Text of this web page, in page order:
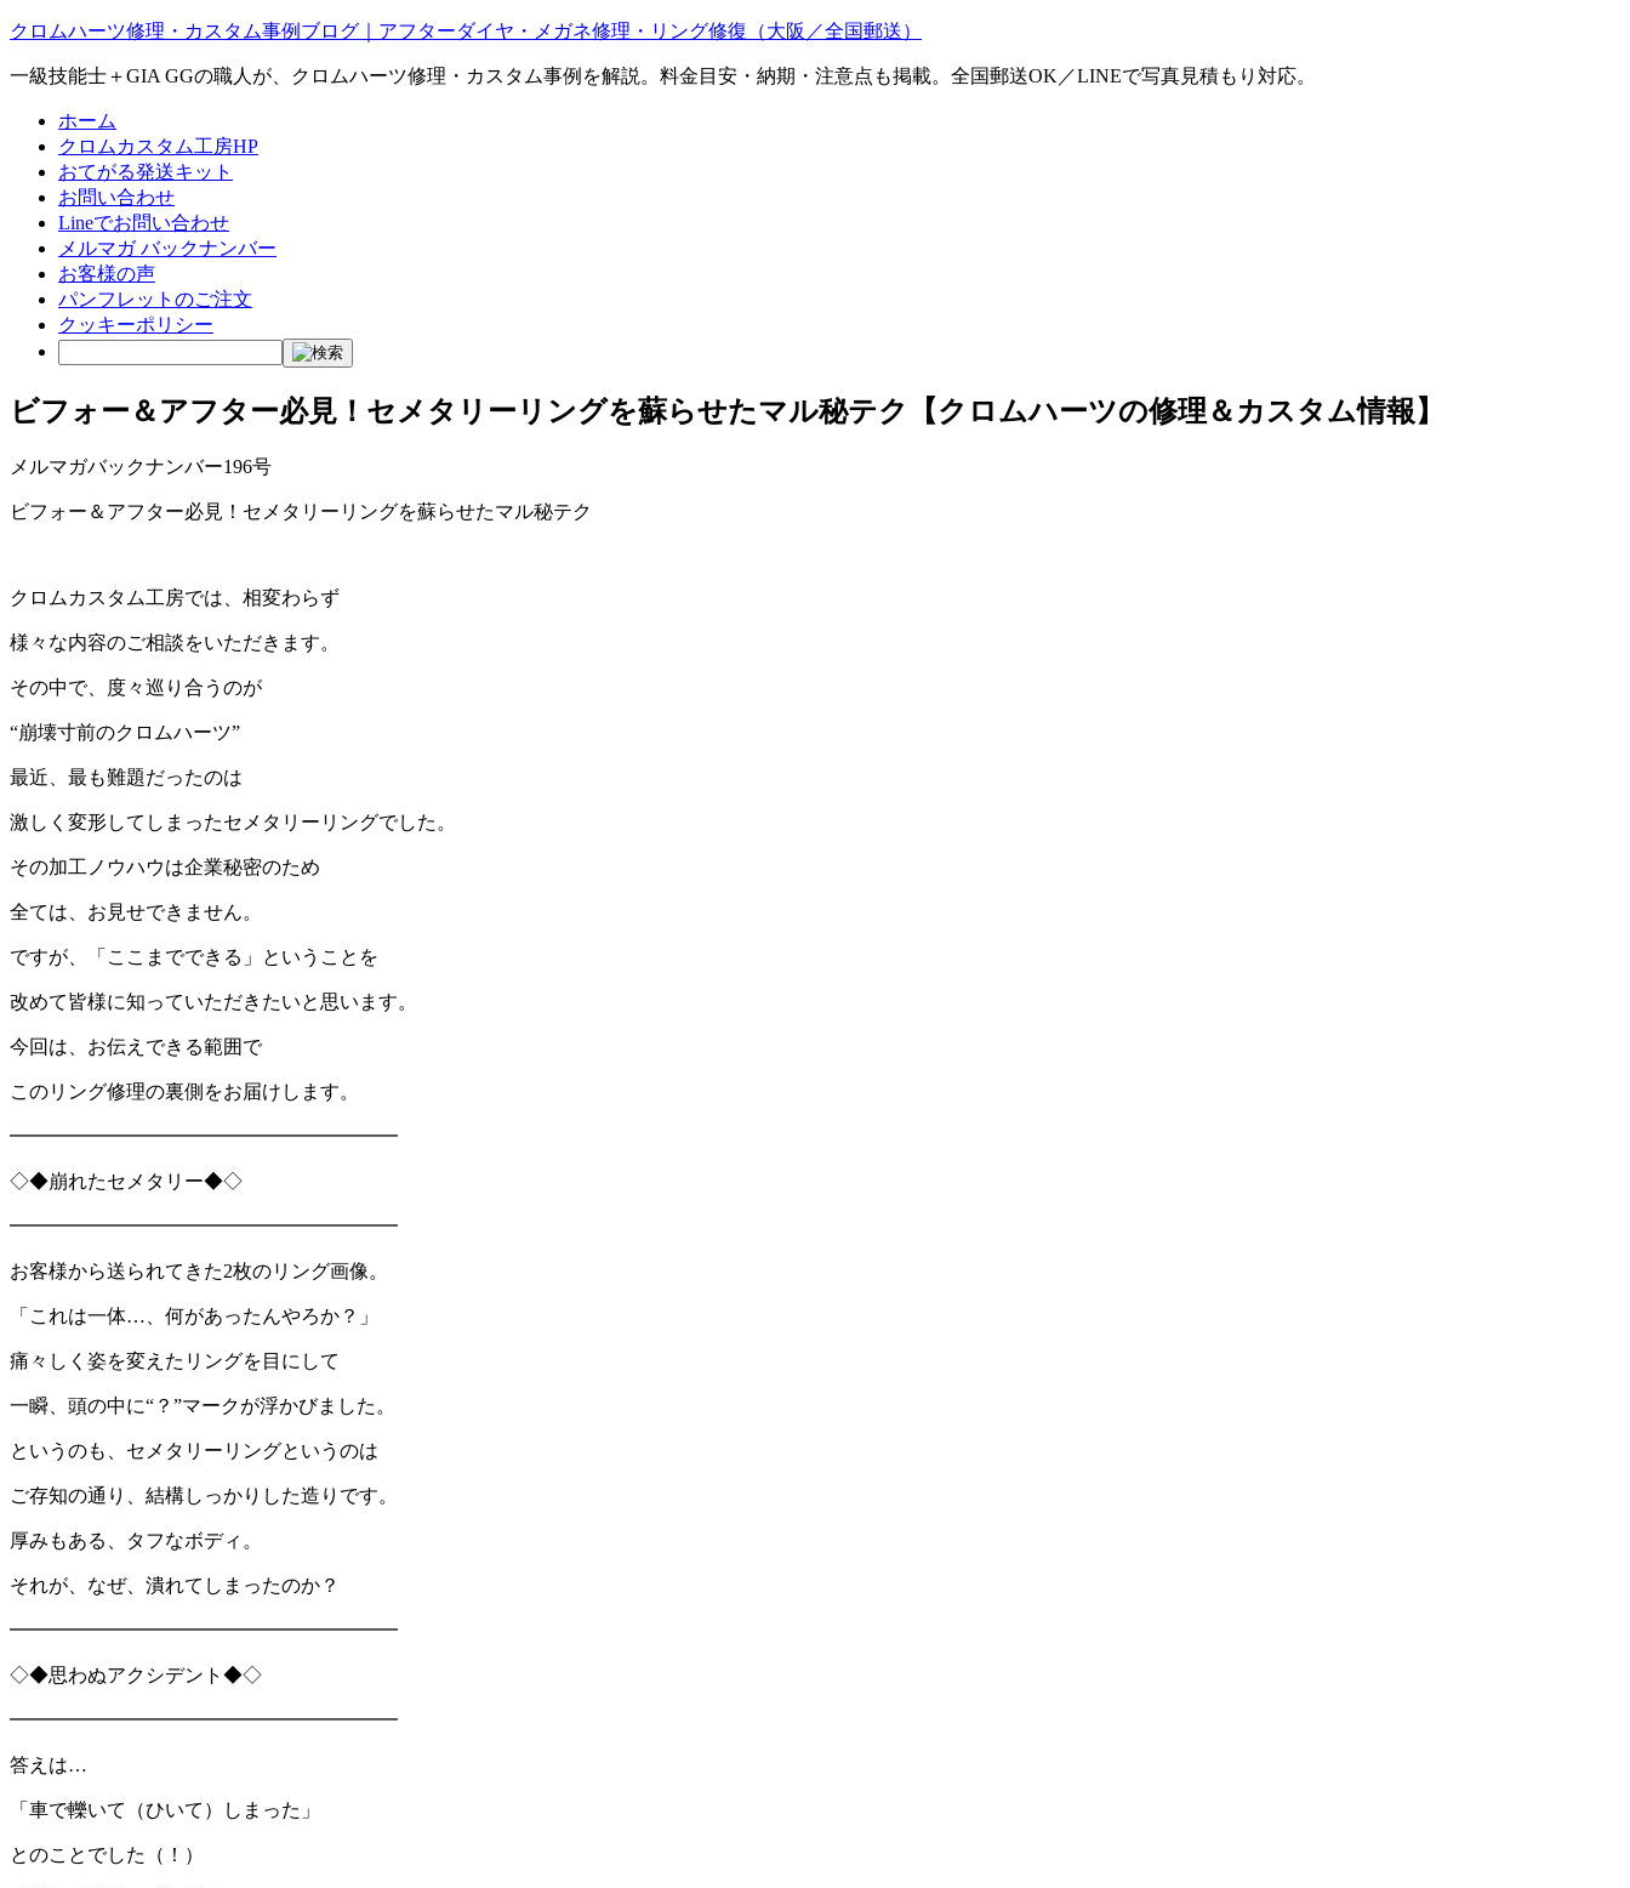
クロムハーツ修理・カスタム事例ブログ｜アフターダイヤ・メガネ修理・リング修復（大阪／全国郵送）
一級技能士＋GIA GGの職人が、クロムハーツ修理・カスタム事例を解説。料金目安・納期・注意点も掲載。全国郵送OK／LINEで写真見積もり対応。
ホーム
クロムカスタム工房HP
おてがる発送キット
お問い合わせ
Lineでお問い合わせ
メルマガ バックナンバー
お客様の声
パンフレットのご注文
クッキーポリシー
ビフォー＆アフター必見！セメタリーリングを蘇らせたマル秘テク【クロムハーツの修理＆カスタム情報】
メルマガバックナンバー196号
ビフォー＆アフター必見！セメタリーリングを蘇らせたマル秘テク
クロムカスタム工房では、相変わらず
様々な内容のご相談をいただきます。
その中で、度々巡り合うのが
“崩壊寸前のクロムハーツ”
最近、最も難題だったのは
激しく変形してしまったセメタリーリングでした。
その加工ノウハウは企業秘密のため
全ては、お見せできません。
ですが、「ここまでできる」ということを
改めて皆様に知っていただきたいと思います。
今回は、お伝えできる範囲で
このリング修理の裏側をお届けします。
━━━━━━━━━━━━━━━━━━━━
◇◆崩れたセメタリー◆◇
━━━━━━━━━━━━━━━━━━━━
お客様から送られてきた2枚のリング画像。
「これは一体…、何があったんやろか？」
痛々しく姿を変えたリングを目にして
一瞬、頭の中に“？”マークが浮かびました。
というのも、セメタリーリングというのは
ご存知の通り、結構しっかりした造りです。
厚みもある、タフなボディ。
それが、なぜ、潰れてしまったのか？
━━━━━━━━━━━━━━━━━━━━
◇◆思わぬアクシデント◆◇
━━━━━━━━━━━━━━━━━━━━
答えは…
「車で轢いて（ひいて）しまった」
とのことでした（！）